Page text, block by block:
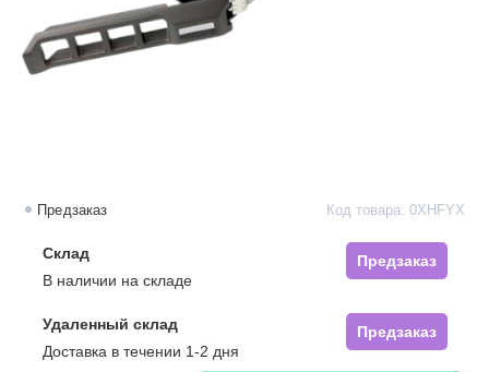
Предзаказ Код товара: 0XHFYX
Склад
Предзаказ
В наличии на складе
Удаленный склад
Предзаказ
Доставка в течении 1-2 дня